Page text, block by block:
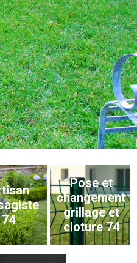
74
Pose et
changement
grillage et
cloture 74